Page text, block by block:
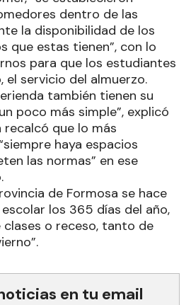
dentro de las
la disponibilidad de los
que estas tienen”, con lo
para que los estudiantes
el servicio del almuerzo.
también tienen su
poco más simple”, explicó
recalcó que lo más
haya espacios
las normas” en ese
de Formosa se hace
los 365 días del año,
o receso, tanto de
en tu email